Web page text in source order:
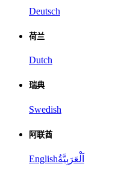
Deutsch
荷兰
Dutch
瑞典
Swedish
阿联酋
Englishاَلْعَرَبِيَّةُ